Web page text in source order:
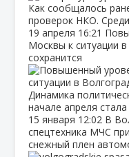
Как сообщалось
проверок НКО.
19 апреля 16:21
Москвы к ситуации
сохранится
Динамика
начале апреля
15 января 12:02 В
спецтехника МЧС
снежный плен